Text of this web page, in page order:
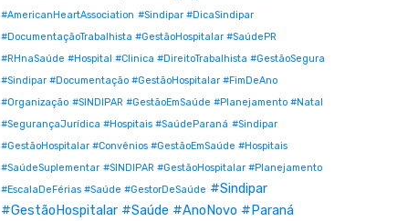
#AmericanHeartAssociation #Sindipar #DicaSindipar
#DocumentaçãoTrabalhista #GestãoHospitalar #SaúdePR
#RHnaSaúde #Hospital #Clinica #DireitoTrabalhista #GestãoSegura
#Sindipar #Documentação #GestãoHospitalar #FimDeAno
#Organização #SINDIPAR #GestãoEmSaúde #Planejamento #Natal
#SegurançaJurídica #Hospitais #SaúdeParaná #Sindipar
#GestãoHospitalar #Convênios #GestãoEmSaúde #Hospitais
#SaúdeSuplementar #SINDIPAR #GestãoHospitalar #Planejamento
#EscalaDeFérias #Saúde #GestorDeSaúde #Sindipar
#GestãoHospitalar #Saúde #AnoNovo #Paraná